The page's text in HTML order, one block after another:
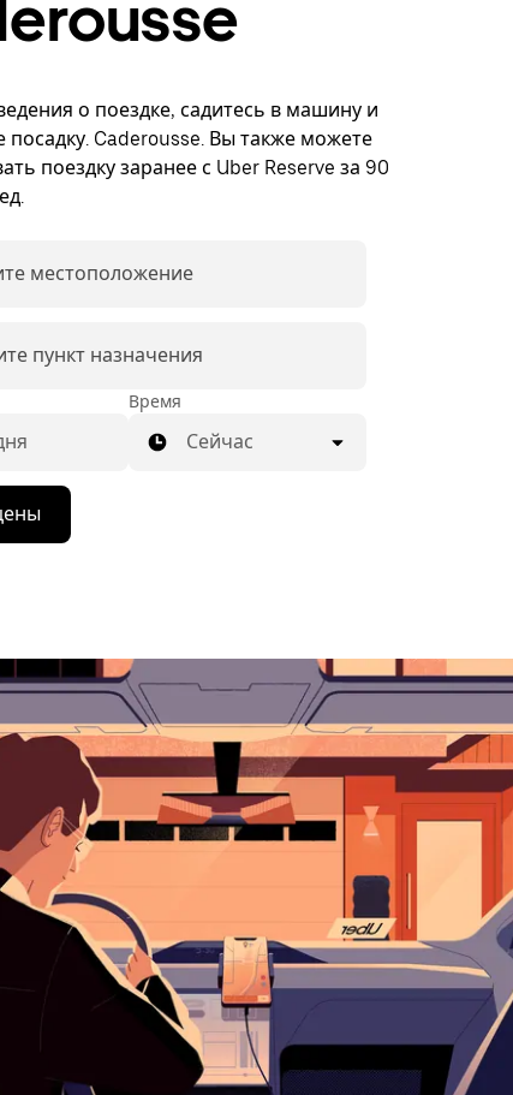
о поездке, садитесь в машину и
посадку. Caderousse. Вы также можете
поездку заранее с Uber Reserve за 90
местоположение
пункт назначения
Время
Сейчас